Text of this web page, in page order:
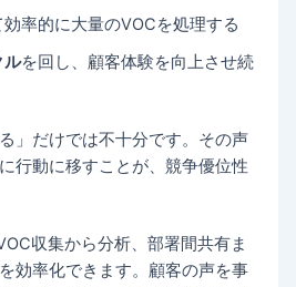
効率的に大量のVOCを処理する
ルを回し、顧客体験を向上させ続
」だけでは不十分です。その声
行動に移すことが、競争優位性
収集から分析、部署間共有ま
効率化できます。顧客の声を事